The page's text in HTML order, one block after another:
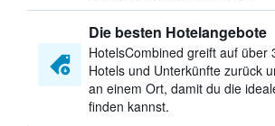
Die besten Hotelangebote
HotelsCombined greift auf über
Hotels und Unterkünfte zurück
an einem Ort, damit du die
finden kannst.